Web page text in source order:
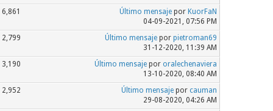
6,861 Último mensajepor KuorFaN
04-09-2021, 07:56 PM
2,799 Último mensajepor pietroman69
31-12-2020, 11:39 AM
3,190 Último mensajepor oralechenaviera
13-10-2020, 08:40 AM
2,952 Último mensajepor cauman
29-08-2020, 04:26 AM